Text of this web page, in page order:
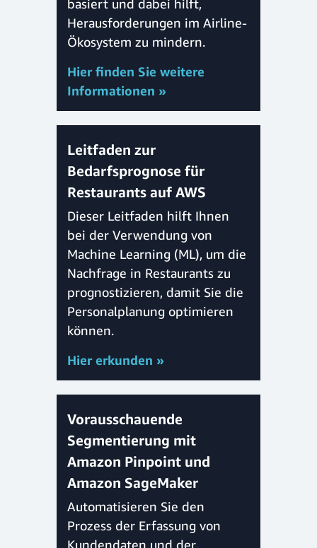
basiert und dabei hilft,
Herausforderungen im Airline-
Ökosystem zu mindern.
Hier finden Sie weitere
Informationen »
Leitfaden zur
Bedarfsprognose für
Restaurants auf AWS
Dieser Leitfaden hilft Ihnen
bei der Verwendung von
Machine Learning (ML), um die
Nachfrage in Restaurants zu
prognostizieren, damit Sie die
Personalplanung optimieren
können.
Hier erkunden »
Vorausschauende
Segmentierung mit
Amazon Pinpoint und
Amazon SageMaker
Automatisieren Sie den
Prozess der Erfassung von
Kundendaten und der